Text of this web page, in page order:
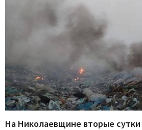
На Николаевщине вторые сутки